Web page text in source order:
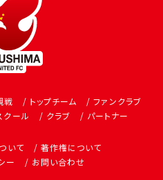
戦 トップチーム
ファンクラブ
クール クラブ パートナー
いて
著作権について
ー
お問い合わせ